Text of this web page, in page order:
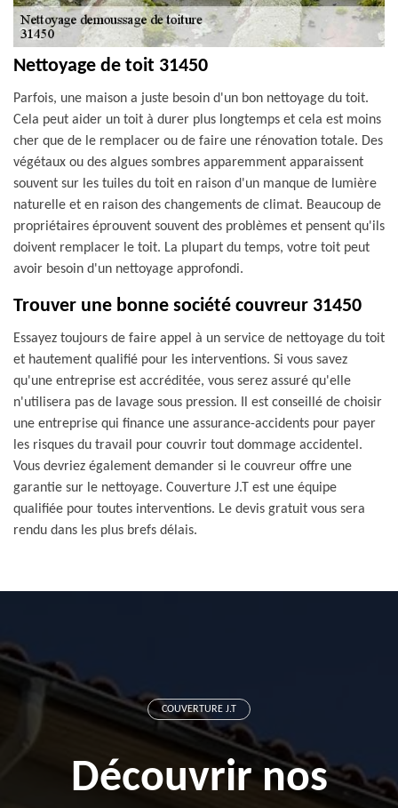
Nettoyage de toit 31450
Parfois, une maison a juste besoin d'un bon nettoyage du toit.
Cela peut aider un toit à durer plus longtemps et cela est moins
cher que de le remplacer ou de faire une rénovation totale. Des
végétaux ou des algues sombres apparemment apparaissent
souvent sur les tuiles du toit en raison d'un manque de lumière
naturelle et en raison des changements de climat. Beaucoup de
propriétaires éprouvent souvent des problèmes et pensent qu'ils
doivent remplacer le toit. La plupart du temps, votre toit peut
avoir besoin d'un nettoyage approfondi.
Trouver une bonne société couvreur 31450
Essayez toujours de faire appel à un service de nettoyage du toit
et hautement qualifié pour les interventions. Si vous savez
qu'une entreprise est accréditée, vous serez assuré qu'elle
n'utilisera pas de lavage sous pression. Il est conseillé de choisir
une entreprise qui finance une assurance-accidents pour payer
les risques du travail pour couvrir tout dommage accidentel.
Vous devriez également demander si le couvreur offre une
garantie sur le nettoyage. Couverture J.T est une équipe
qualifiée pour toutes interventions. Le devis gratuit vous sera
rendu dans les plus brefs délais.
COUVERTURE J.T
Découvrir nos